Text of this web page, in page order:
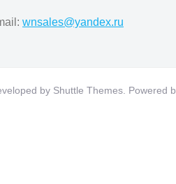
wnsales@yandex.ru
by Shuttle Themes . Powered